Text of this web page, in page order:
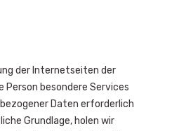
der Internetseiten der
besondere Services
Daten erforderlich
Grundlage, holen wir